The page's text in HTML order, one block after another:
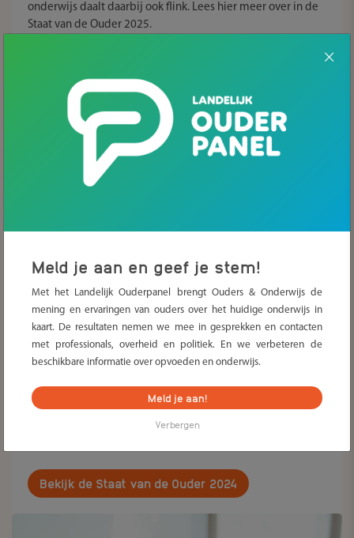
onderwijs daalt daarbij ook flink. Lees hier meer over in de
Staat van de Ouder 2025.
Bekijk de Staat van de Ouder 2025
de Ouder
Het negatieve imago van ouders doet geen recht aan de
voor hun kinderen én voor de school. Ouders zijn over het
algemeen zeer positief over de relatie met school. Ze
helpen graag mee met uiteenlopende activiteiten en
denken mee in de medezeggenschapsraad. Zijn er
verbeterpunten? Vast en zeker. Maar als een paal boven
water staat dat ouders en onderwijs sámen het beste
bereiken voor alle kinderen. In dit rapport geven we een
Bekijk de Staat van de Ouder 2024
Meld je aan en geef je stem!
Met het Landelijk Ouderpanel brengt Ouders & Onderwijs de
mening en ervaringen van ouders over het huidige onderwijs in
kaart. De resultaten nemen we mee in gesprekken en contacten
met professionals, overheid en politiek. En we verbeteren de
beschikbare informatie over opvoeden en onderwijs.
Meld je aan!
Verbergen